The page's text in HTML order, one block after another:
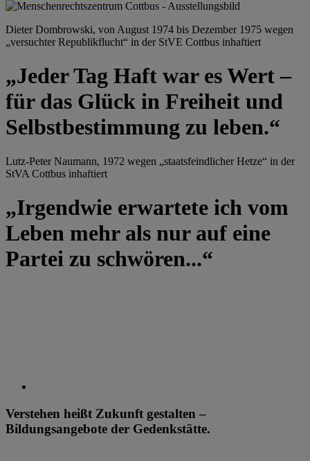
Dieter Dombrowski, von August 1974 bis Dezember 1975 wegen
„versuchter Republikflucht“ in der StVE Cottbus inhaftiert
„Jeder Tag Haft war es Wert –
für das Glück in Freiheit und
Selbstbestimmung zu leben.“
Lutz-Peter Naumann, 1972 wegen „staatsfeindlicher Hetze“ in der
StVA Cottbus inhaftiert
„Irgendwie erwartete ich vom
Leben mehr als nur auf eine
Partei zu schwören...“
Verstehen heißt Zukunft gestalten –
Bildungsangebote der Gedenkstätte.